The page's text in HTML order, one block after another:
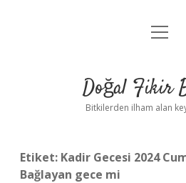
Anasayfa
Yasal
menüyü
Doğal Fikir
Bitkilerden ilham alan
Etiket: Kadir Gecesi 2024
Bağlayan gece mi